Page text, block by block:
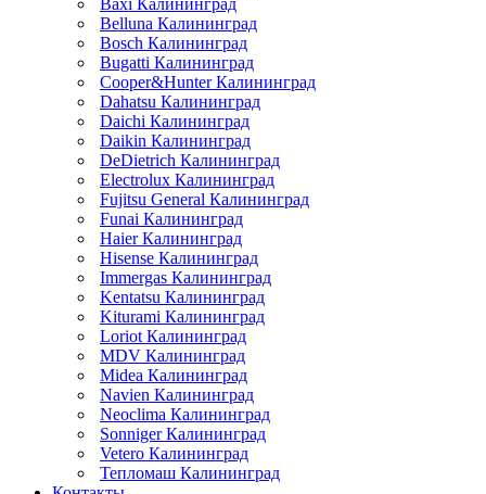
Belluna Калининград
Bosch Калининград
Bugatti Калининград
Cooper&Hunter Калининград
Dahatsu Калининград
Daichi Калининград
Daikin Калининград
DeDietrich Калининград
Electrolux Калининград
Fujitsu General Калининград
Funai Калининград
Haier Калининград
Hisense Калининград
Immergas Калининград
Kentatsu Калининград
Kiturami Калининград
Loriot Калининград
MDV Калининград
Midea Калининград
Navien Калининград
Neoclima Калининград
Sonniger Калининград
Vetero Калининград
Тепломаш Калининград